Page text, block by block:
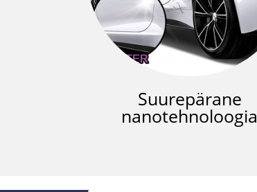
Suurepärane
nanotehnoloogia